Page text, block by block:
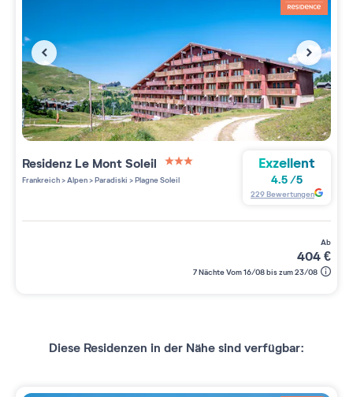
Residenz Le Mont Soleil
3 étoiles sur 5
Frankreich>Alpen>Paradiski >Plagne Soleil
Exzellent
4.5/5
229Bewertungen
ab
404€
7 Nächte Vom 16/08 bis zum 23/08
Diese Residenzen in der Nähe sind verfügbar: